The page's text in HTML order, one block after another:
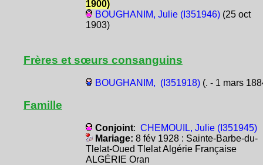
1900)
BOUGHANIM, Julie (I351946)(25 oct
1903)
Frères et sœurs consanguins
BOUGHANIM, (I351918)(. - 1 mars
Famille
Conjoint: CHEMOUIL, Julie (I351945)
Mariage: 8 fév 1928 : Sainte-Barbe-du-
Tlelat-Oued Tlelat Algérie Française
ALGÉRIE Oran